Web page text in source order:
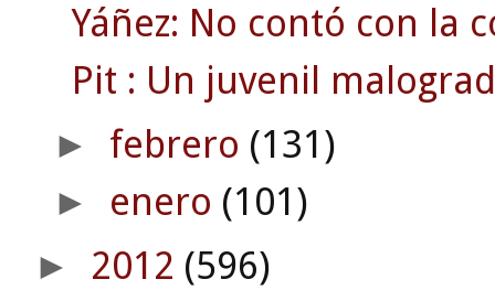
Yáñez: No contó con la
Pit : Un juvenil
► febrero (131)
► enero (101)
► 2012 (596)